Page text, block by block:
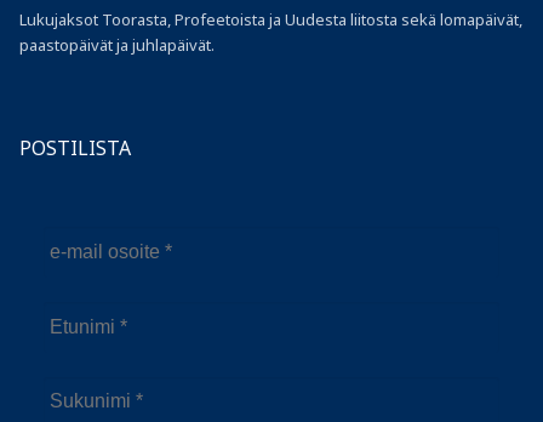
Lukujaksot Toorasta, Profeetoista ja Uudesta liitosta sekä lomapäivät,
paastopäivät ja juhlapäivät.
POSTILISTA